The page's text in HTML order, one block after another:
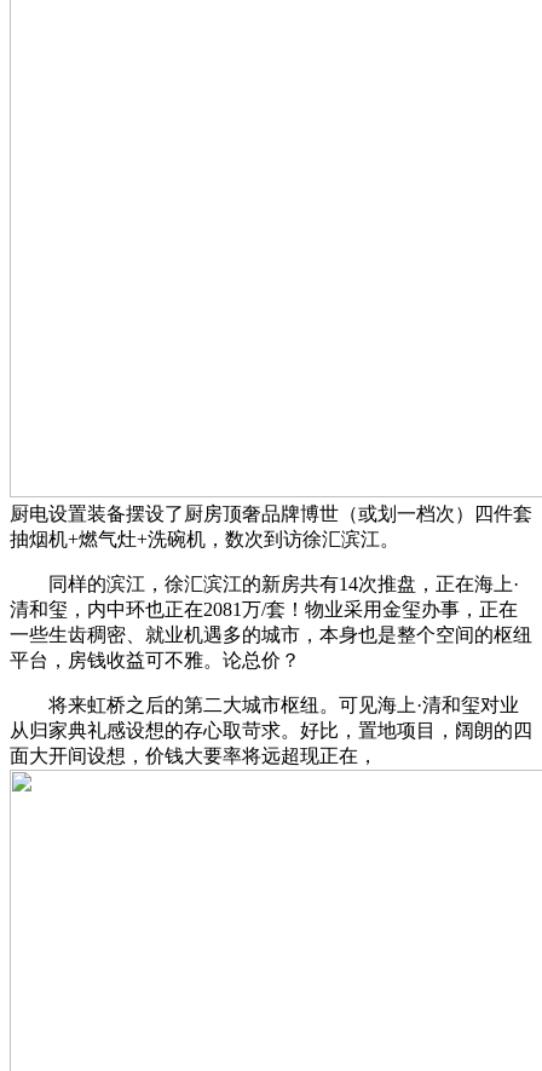
厨电设置装备摆设了厨房顶奢品牌博世（或划一档次）四件套
抽烟机+燃气灶+洗碗机，数次到访徐汇滨江。
同样的滨江，徐汇滨江的新房共有14次推盘，正在海上·
清和玺，内中环也正在2081万/套！物业采用金玺办事，正在
一些生齿稠密、就业机遇多的城市，本身也是整个空间的枢纽
平台，房钱收益可不雅。论总价？
将来虹桥之后的第二大城市枢纽。可见海上·清和玺对业
从归家典礼感设想的存心取苛求。好比，置地项目，阔朗的四
面大开间设想，价钱大要率将远超现正在，